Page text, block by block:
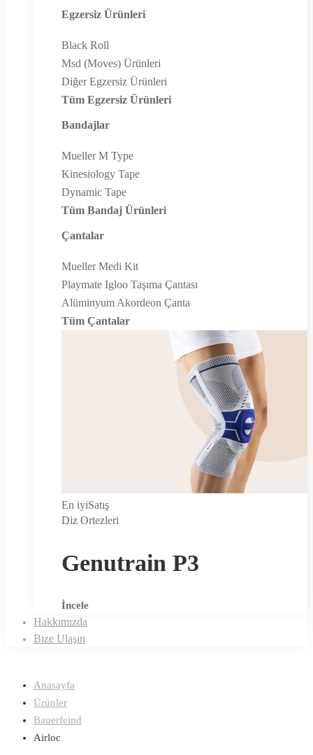
Egzersiz Ürünleri
Black Roll
Msd (Moves) Ürünleri
Diğer Egzersiz Ürünleri
Tüm Egzersiz Ürünleri
Bandajlar
Mueller M Type
Kinesiology Tape
Dynamic Tape
Tüm Bandaj Ürünleri
Çantalar
Mueller Medi Kit
Playmate Igloo Taşıma Çantası
Alüminyum Akordeon Çanta
Tüm Çantalar
En iyiSatış
Diz Ortezleri
Genutrain P3
İncele
Hakkımızda
Bize Ulaşın
Anasayfa
Ürünler
Bauerfeind
Airloc